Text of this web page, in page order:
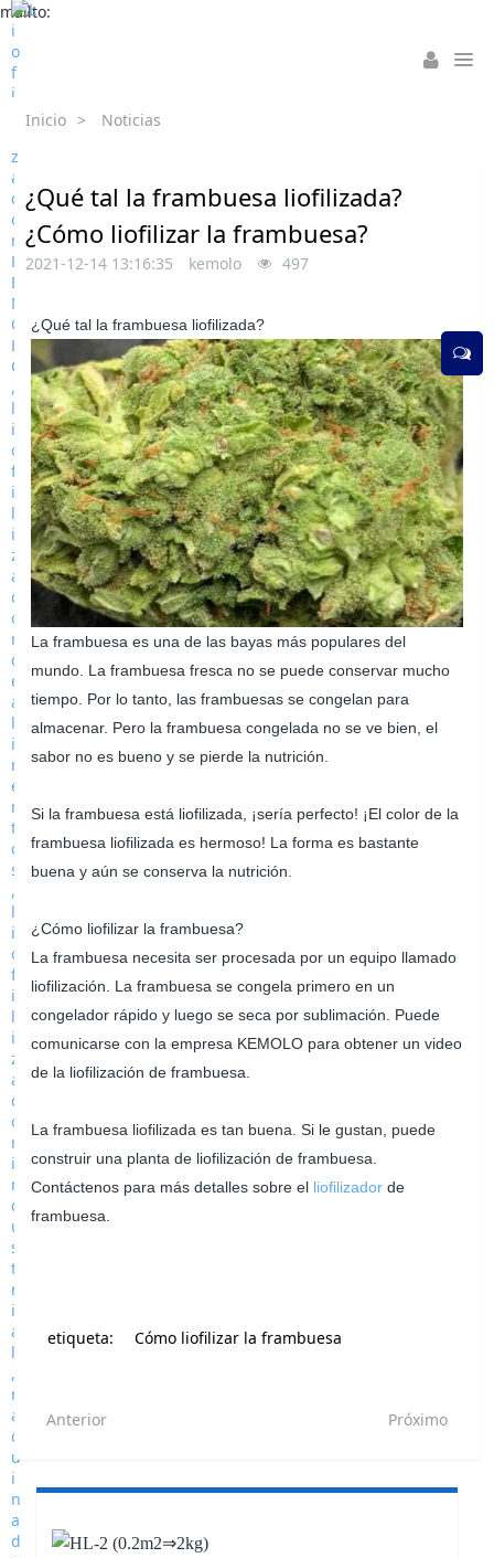
mailto:
Inicio > Noticias
¿Qué tal la frambuesa liofilizada?
¿Cómo liofilizar la frambuesa?
2021-12-14 13:16:35 kemolo 497
¿Qué tal la frambuesa liofilizada?
La frambuesa es una de las bayas más populares del
mundo. La frambuesa fresca no se puede conservar mucho
tiempo. Por lo tanto, las frambuesas se congelan para
almacenar. Pero la frambuesa congelada no se ve bien, el
sabor no es bueno y se pierde la nutrición.
Si la frambuesa está liofilizada, ¡sería perfecto! ¡El color de la
frambuesa liofilizada es hermoso! La forma es bastante
buena y aún se conserva la nutrición.
¿Cómo liofilizar la frambuesa?
La frambuesa necesita ser procesada por un equipo llamado
liofilización. La frambuesa se congela primero en un
congelador rápido y luego se seca por sublimación. Puede
comunicarse con la empresa KEMOLO para obtener un video
de la liofilización de frambuesa.
La frambuesa liofilizada es tan buena. Si le gustan, puede
construir una planta de liofilización de frambuesa.
Contáctenos para más detalles sobre el liofilizador de
frambuesa.
etiqueta: Cómo liofilizar la frambuesa
Anterior Próximo